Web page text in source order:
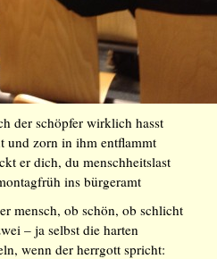
der schöpfer wirklich hasst
und zorn in ihm entflammt
er dich, du menschheitslast
ins bürgeramt
mensch, ob schön, ob schlicht
– ja selbst die harten
wenn der herrgott spricht: